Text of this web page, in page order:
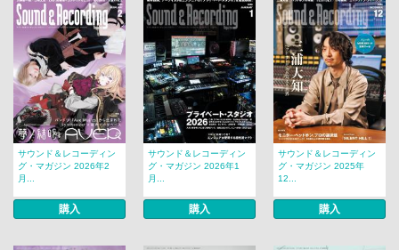
サウンド＆レコーディン
グ・マガジン 2026年2
月...
購入
サウンド＆レコーディン
グ・マガジン 2026年1
月...
購入
サウンド＆レコーディン
グ・マガジン 2025年
12...
購入